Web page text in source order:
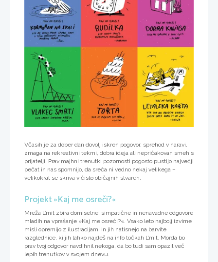
Včasih je za dober dan dovolj iskren pogovor, sprehod v naravi,
zmaga na rekreativni tekmi, dobra ideja ali nepričakovan smeh s
prijatelji. Prav majhni trenutki pozornosti pogosto pustijo največji
pečat in nas spomnijo, da sreča ni vedno nekaj velikega –
velikokrat se skriva v čisto običajnih stvareh.
Projekt »Kaj me osreči?«
Mreža L’mit zbira domiselne, simpatične in nenavadne odgovore
mladih na vprašanje »Kaj me osreči?«. Vsako leto najbolj izvirne
misli opremijo z ilustracijami in jih natisnejo na barvite
razglednice, ki jih lahko najdeš na info točkah L’mit. Morda bo
prav tvoj odgovor navdihnil nekoga, da bo tudi sam opazil več
lepih trenutkov v svojem dnevu.